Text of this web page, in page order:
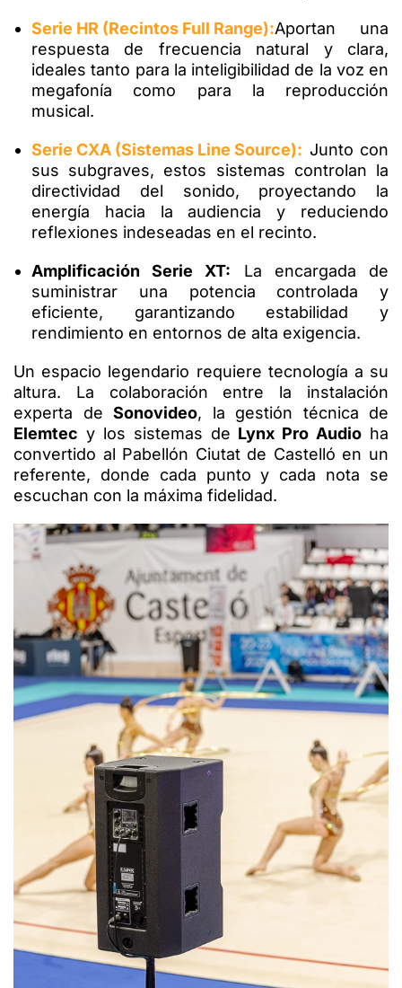
Serie HR (Recintos Full Range):Aportan una
respuesta de frecuencia natural y clara,
ideales tanto para la inteligibilidad de la voz en
megafonía como para la reproducción
musical.
Serie CXA (Sistemas Line Source): Junto con
sus subgraves, estos sistemas controlan la
directividad del sonido, proyectando la
energía hacia la audiencia y reduciendo
reflexiones indeseadas en el recinto.
Amplificación Serie XT: La encargada de
suministrar una potencia controlada y
eficiente, garantizando estabilidad y
rendimiento en entornos de alta exigencia.
Un espacio legendario requiere tecnología a su
altura. La colaboración entre la instalación
experta de Sonovideo, la gestión técnica de
Elemtec y los sistemas de Lynx Pro Audio ha
convertido al Pabellón Ciutat de Castelló en un
referente, donde cada punto y cada nota se
escuchan con la máxima fidelidad.